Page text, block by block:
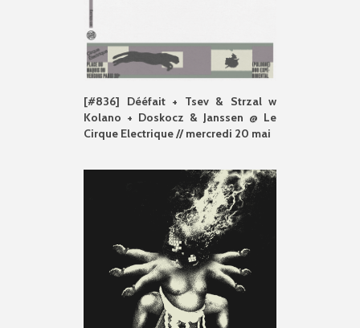
[#836] Dééfait + Tsev & Strzal w
Kolano + Doskocz & Janssen @ Le
Cirque Electrique // mercredi 20 mai